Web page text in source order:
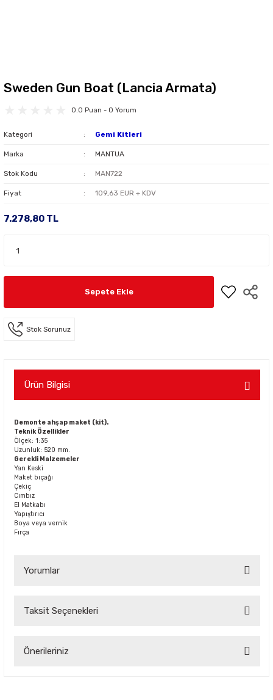
Sweden Gun Boat (Lancia Armata)
0.0 Puan - 0 Yorum
Kategori Gemi Kitleri
Marka MANTUA
Stok Kodu MAN722
Fiyat 109,63 EUR + KDV
7.278,80 TL
Sepete Ekle
Stok Sorunuz
Ürün Bilgisi
Demonte ahşap maket (kit).
Teknik Özellikler
Ölçek: 1:35
Uzunluk: 520 mm.
Gerekli Malzemeler
Yan Keski
Maket bıçağı
Çekiç
Cımbız
El Matkabı
Yapıştırıcı
Boya veya vernik
Fırça
Yorumlar
Taksit Seçenekleri
Önerileriniz